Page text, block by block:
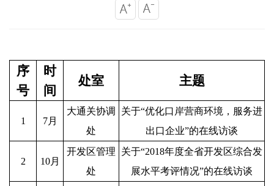
序
号
时
间
处室 主题
1 7月
大通关协调
处
关于“优化口岸营商环境，服务进
出口企业”的在线访谈
2 10月
开发区管理
处
关于“2018年度全省开发区综合发
展水平考评情况”的在线访谈